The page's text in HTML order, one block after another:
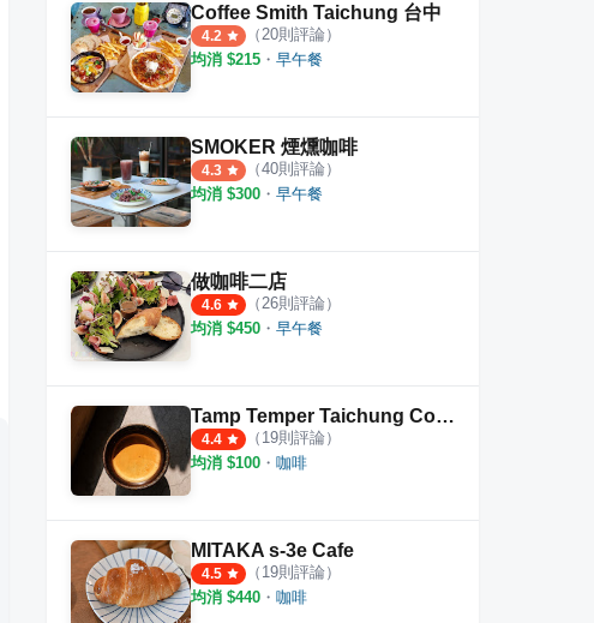
拾年咖啡Coffee Decade
23則評論
Cuppa Mc Cafe
4.6
Coffee Smith Taichung 台中
4.2 （20則評論）
均消 $215 ・ 早午餐
SMOKER 煙燻咖啡
4.3 （40則評論）
均消 $300 ・ 早午餐
做咖啡二店
4.6 （26則評論）
均消 $450 ・ 早午餐
Tamp Temper Taichung Coffee
4.4 （ 19則評論）
均消 $100 ・ 咖啡
MITAKA s-3e Cafe
4.5 （ 19則評論）
均消 $440 ・ 咖啡